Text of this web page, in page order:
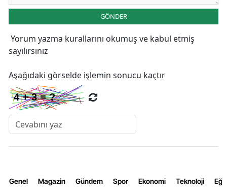
GÖNDER
Yorum yazma kurallarını okumuş ve kabul etmiş
sayılırsınız
Aşağıdaki görselde işlemin sonucu kaçtır
Genel Magazin Gündem Spor Ekonomi Teknoloji